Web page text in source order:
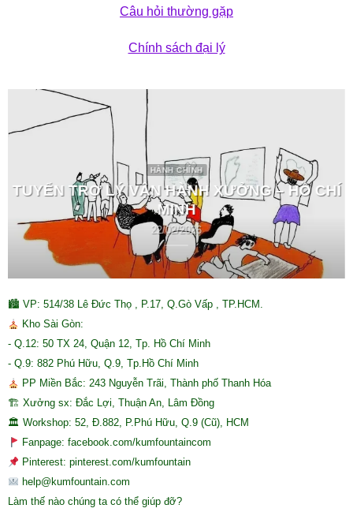
Câu hỏi thường gặp
Chính sách đại lý
HÀNH CHÍNH
TUYỂN TRỢ LÝ VẬN HÀNH XƯỞNG – HỒ CHÍ
MINH
22/02/2026
🏙 VP: 514/38 Lê Đức Thọ , P.17, Q.Gò Vấp , TP.HCM.
Kho Sài Gòn:
- Q.12: 50 TX 24, Quận 12, Tp. Hồ Chí Minh
- Q.9: 882 Phú Hữu, Q.9, Tp.Hồ Chí Minh
PP Miền Bắc: 243 Nguyễn Trãi, Thành phố Thanh Hóa
🏗 Xưởng sx: Đắc Lợi, Thuận An, Lâm Đồng
🏛 Workshop: 52, Đ.882, P.Phú Hữu, Q.9 (Cũ), HCM
Fanpage: facebook.com/kumfountaincom
Pinterest: pinterest.com/kumfountain
help@kumfountain.com
Làm thế nào chúng ta có thể giúp đỡ?